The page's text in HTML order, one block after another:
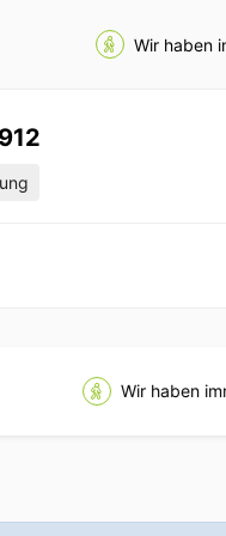
Wir haben
Wir haben